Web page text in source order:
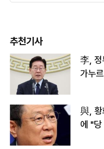
추천기사
李, 정
가누
與, 황
에 "